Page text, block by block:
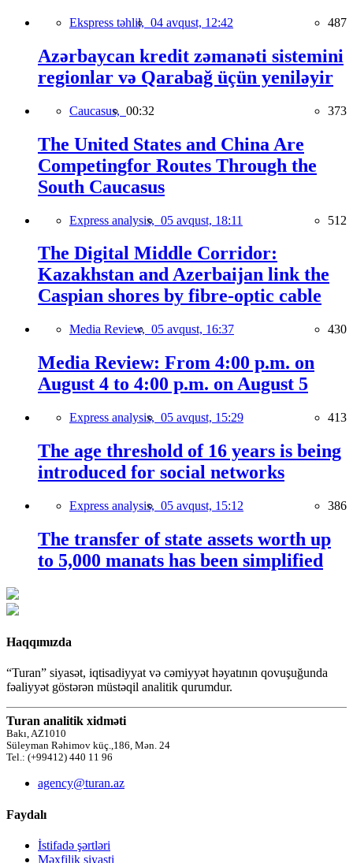
Ekspress təhlil, 04 avqust, 12:42 487
Azərbaycan kredit zəmanəti sistemini
regionlar və Qarabağ üçün yeniləyir
Caucasus, 00:32 373
The United States and China Are
Competingfor Routes Through the
South Caucasus
Express analysis, 05 avqust, 18:11 512
The Digital Middle Corridor:
Kazakhstan and Azerbaijan link the
Caspian shores by fibre-optic cable
Media Review, 05 avqust, 16:37 430
Media Review: From 4:00 p.m. on
August 4 to 4:00 p.m. on August 5
Express analysis, 05 avqust, 15:29 413
The age threshold of 16 years is being
introduced for social networks
Express analysis, 05 avqust, 15:12 386
The transfer of state assets worth up
to 5,000 manats has been simplified
Haqqımızda
“Turan” siyasət, iqtisadiyyat və cəmiyyət həyatının qovuşuğunda
fəaliyyət göstərən müstəqil analitik qurumdur.
Turan analitik xidməti
Bakı, AZ1010
Süleyman Rəhimov küç.,186, Mən. 24
Tel.: (+99412) 440 11 96
agency@turan.az
Faydalı
İstifadə şərtləri
Məxfilik siyasti